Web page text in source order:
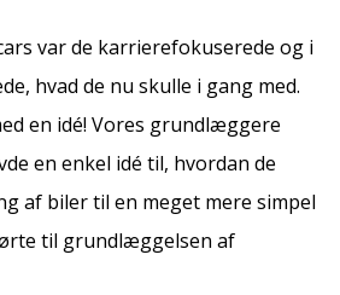
var de karrierefokuserede og i
hvad de nu skulle i gang med.
en idé! Vores grundlæggere
en enkel idé til, hvordan de
af biler til en meget mere simpel
til grundlæggelsen af